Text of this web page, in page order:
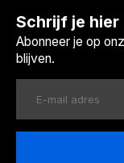
Schrijf je
Abonneer je op
blijven.